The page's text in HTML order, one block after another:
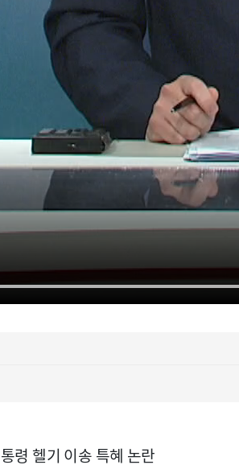
령 헬기 이송 특혜 논란